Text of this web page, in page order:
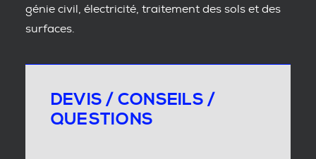
génie civil, électricité, traitement des sols et des
surfaces.
DEVIS / CONSEILS /
QUESTIONS